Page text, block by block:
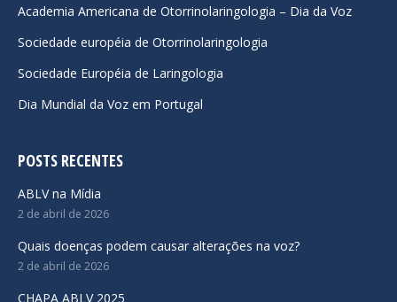
windowwindowwindow
Academia Americana de Otorrinolaringologia – Dia da Voz
Sociedade européia de Otorrinolaringologia
Sociedade Européia de Laringologia
Dia Mundial da Voz em Portugal
POSTS RECENTES
ABLV na Mídia
2 de abril de 2026
Quais doenças podem causar alterações na voz?
2 de abril de 2026
CHAPA ABLV 2025